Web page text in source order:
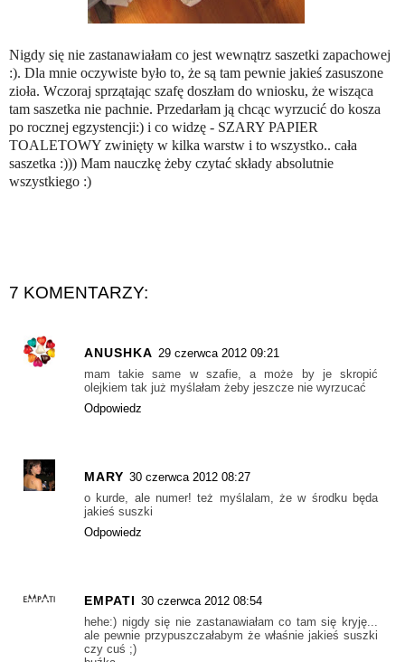
Nigdy się nie zastanawiałam co jest wewnątrz saszetki zapachowej
:). Dla mnie oczywiste było to, że są tam pewnie jakieś zasuszone
zioła. Wczoraj sprzątając szafę doszłam do wniosku, że wisząca
tam saszetka nie pachnie. Przedarłam ją chcąc wyrzucić do kosza
po rocznej egzystencji:) i co widzę - SZARY PAPIER
TOALETOWY zwinięty w kilka warstw i to wszystko.. cała
saszetka :))) Mam nauczkę żeby czytać składy absolutnie
wszystkiego :)
7 KOMENTARZY:
ANUSHKA 29 czerwca 2012 09:21
mam takie same w szafie, a może by je skropić
olejkiem tak już myślałam żeby jeszcze nie wyrzucać
Odpowiedz
MARY 30 czerwca 2012 08:27
o kurde, ale numer! też myślalam, że w środku będa
jakieś suszki
Odpowiedz
EMPATI 30 czerwca 2012 08:54
hehe:) nigdy się nie zastanawiałam co tam się kryję...
ale pewnie przypuszczałabym że właśnie jakieś suszki
czy cuś ;)